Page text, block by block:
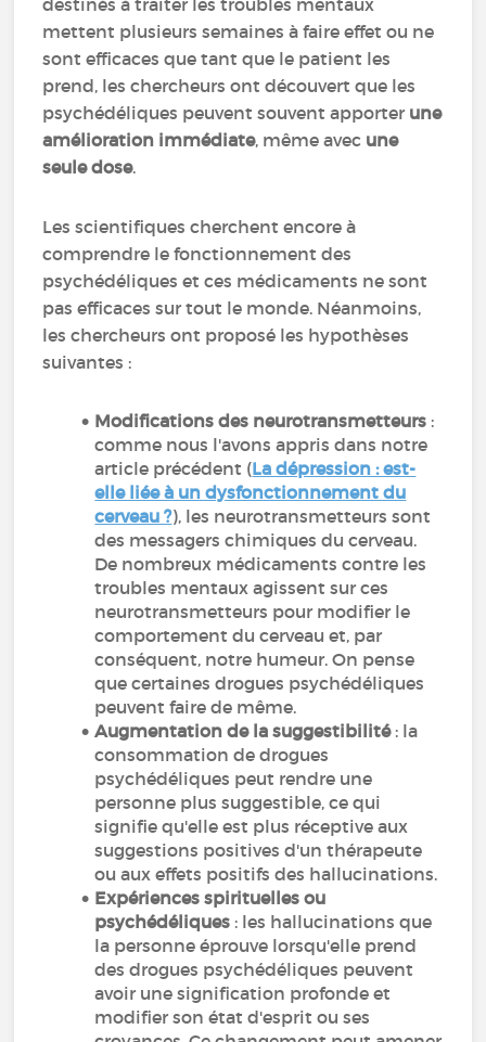
destinés à traiter les troubles mentaux
mettent plusieurs semaines à faire effet ou ne
sont efficaces que tant que le patient les
prend, les chercheurs ont découvert que les
psychédéliques peuvent souvent apporter une
amélioration immédiate, même avec une
seule dose.
Les scientifiques cherchent encore à
comprendre le fonctionnement des
psychédéliques et ces médicaments ne sont
pas efficaces sur tout le monde. Néanmoins,
les chercheurs ont proposé les hypothèses
suivantes :
Modifications des neurotransmetteurs :
comme nous l'avons appris dans notre
article précédent (La dépression : est-
elle liée à un dysfonctionnement du
cerveau ?), les neurotransmetteurs sont
des messagers chimiques du cerveau.
De nombreux médicaments contre les
troubles mentaux agissent sur ces
neurotransmetteurs pour modifier le
comportement du cerveau et, par
conséquent, notre humeur. On pense
que certaines drogues psychédéliques
peuvent faire de même.
Augmentation de la suggestibilité: la
consommation de drogues
psychédéliques peut rendre une
personne plus suggestible, ce qui
signifie qu'elle est plus réceptive aux
suggestions positives d'un thérapeute
ou aux effets positifs des hallucinations.
Expériences spirituelles ou
psychédéliques : les hallucinations que
la personne éprouve lorsqu'elle prend
des drogues psychédéliques peuvent
avoir une signification profonde et
modifier son état d'esprit ou ses